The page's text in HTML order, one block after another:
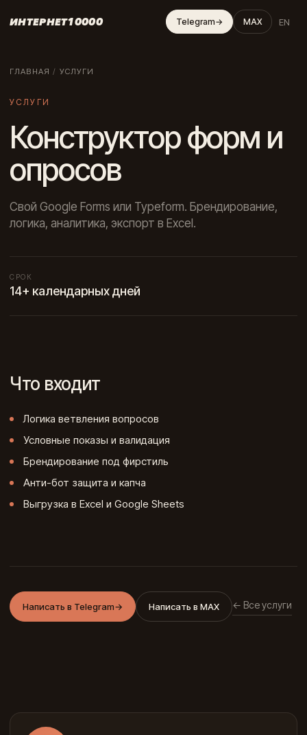
ИНТЕРНЕТ10000 Telegram→ MAX EN
ГЛАВНАЯ / УСЛУГИ
УСЛУГИ
Конструктор форм и
опросов
Свой Google Forms или Typeform. Брендирование,
логика, аналитика, экспорт в Excel.
СРОК
14+ календарных дней
Что входит
Логика ветвления вопросов
Условные показы и валидация
Брендирование под фирстиль
Анти-бот защита и капча
Выгрузка в Excel и Google Sheets
Написать в Telegram→ Написать в MAX ← Все услуги